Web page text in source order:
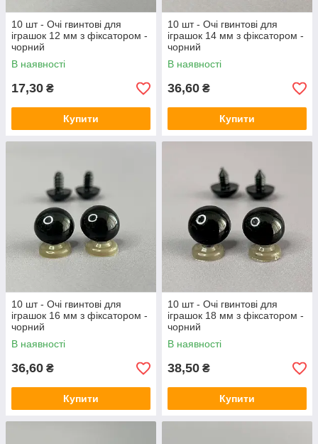
10 шт - Очі гвинтові для
іграшок 12 мм з фіксатором -
чорний
В наявності
17,30 ₴
Купити
10 шт - Очі гвинтові для
іграшок 14 мм з фіксатором -
чорний
В наявності
36,60 ₴
Купити
10 шт - Очі гвинтові для
іграшок 16 мм з фіксатором -
чорний
В наявності
36,60 ₴
Купити
10 шт - Очі гвинтові для
іграшок 18 мм з фіксатором -
чорний
В наявності
38,50 ₴
Купити